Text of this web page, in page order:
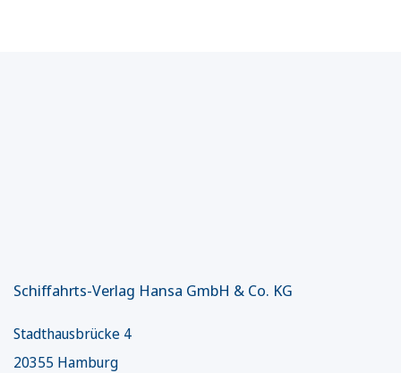
Schiffahrts-Verlag Hansa GmbH & Co. KG
Stadthausbrücke 4
20355 Hamburg